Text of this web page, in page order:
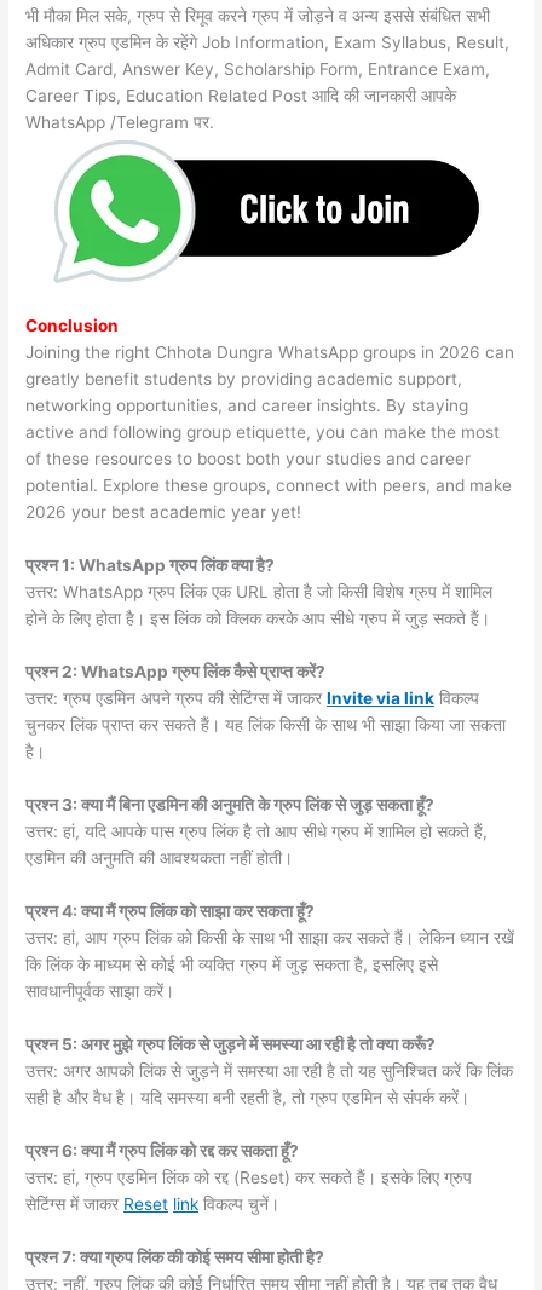
भी मौका मिल सके, ग्रुप से रिमूव करने ग्रुप में जोड़ने व अन्य इससे संबंधित सभी
अधिकार ग्रुप एडमिन के रहेंगे Job Information, Exam Syllabus, Result,
Admit Card, Answer Key, Scholarship Form, Entrance Exam,
Career Tips, Education Related Post आदि की जानकारी आपके
WhatsApp /Telegram पर.
Conclusion
Joining the right Chhota Dungra WhatsApp groups in 2026 can
greatly benefit students by providing academic support,
networking opportunities, and career insights. By staying
active and following group etiquette, you can make the most
of these resources to boost both your studies and career
potential. Explore these groups, connect with peers, and make
2026 your best academic year yet!
प्रश्न 1: WhatsApp ग्रुप लिंक क्या है?
उत्तर: WhatsApp ग्रुप लिंक एक URL होता है जो किसी विशेष ग्रुप में शामिल
होने के लिए होता है। इस लिंक को क्लिक करके आप सीधे ग्रुप में जुड़ सकते हैं।
प्रश्न 2: WhatsApp ग्रुप लिंक कैसे प्राप्त करें?
उत्तर: ग्रुप एडमिन अपने ग्रुप की सेटिंग्स में जाकरInvite via link विकल्प
चुनकर लिंक प्राप्त कर सकते हैं। यह लिंक किसी के साथ भी साझा किया जा सकता
है।
प्रश्न 3: क्या मैं बिना एडमिन की अनुमति के ग्रुप लिंक से जुड़ सकता हूँ?
उत्तर: हां, यदि आपके पास ग्रुप लिंक है तो आप सीधे ग्रुप में शामिल हो सकते हैं,
एडमिन की अनुमति की आवश्यकता नहीं होती।
प्रश्न 4: क्या मैं ग्रुप लिंक को साझा कर सकता हूँ?
उत्तर: हां, आप ग्रुप लिंक को किसी के साथ भी साझा कर सकते हैं। लेकिन ध्यान रखें
कि लिंक के माध्यम से कोई भी व्यक्ति ग्रुप में जुड़ सकता है, इसलिए इसे
सावधानीपूर्वक साझा करें।
प्रश्न 5: अगर मुझे ग्रुप लिंक से जुड़ने में समस्या आ रही है तो क्या करूँ?
उत्तर: अगर आपको लिंक से जुड़ने में समस्या आ रही है तो यह सुनिश्चित करें कि लिंक
सही है और वैध है। यदि समस्या बनी रहती है, तो ग्रुप एडमिन से संपर्क करें।
प्रश्न 6: क्या मैं ग्रुप लिंक को रद्द कर सकता हूँ?
उत्तर: हां, ग्रुप एडमिन लिंक को रद्द (Reset) कर सकते हैं। इसके लिए ग्रुप
सेटिंग्स में जाकर Reset link विकल्प चुनें।
प्रश्न 7: क्या ग्रुप लिंक की कोई समय सीमा होती है?
उत्तर: नहीं, ग्रुप लिंक की कोई निर्धारित समय सीमा नहीं होती है। यह तब तक वैध